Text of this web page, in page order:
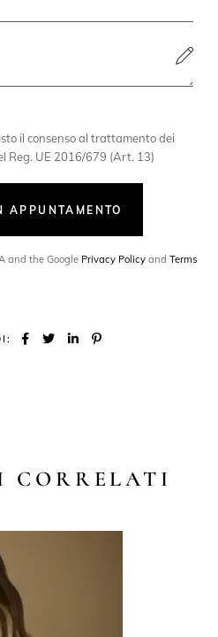
il consenso al trattamento dei
Reg. UE 2016/679 (Art. 13)
APPUNTAMENTO
and the Google Privacy Policy andTerms
CORRELATI